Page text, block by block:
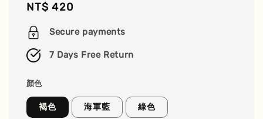
Regular
price
NT$ 420
Secure payments
7 Days Free Return
顏色
褐色 海軍藍 綠色